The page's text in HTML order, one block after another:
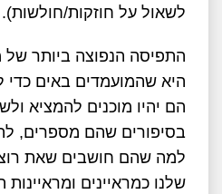
לשאול על חוזקות/חולשות).
התפיסה הנפוצה ביותר של
היא שהמועמדים באים כדי
הם יהיו מוכנים להמציא
בסיפורים שהם מספרים,
למה שהם חושבים שאת
שלנו כמראיינים